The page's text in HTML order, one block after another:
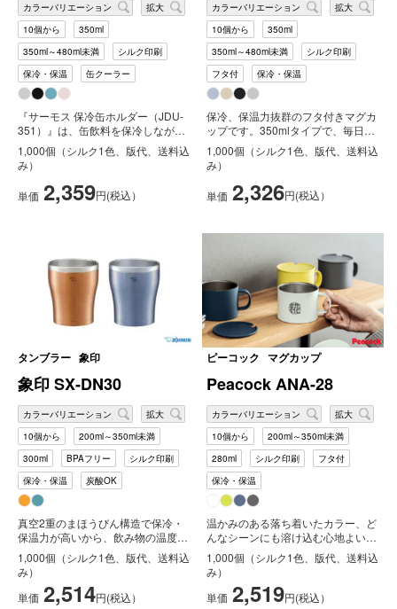
カラーバリエーション
拡大
10個から
350ml
350ml～480ml未満
シルク印刷
保冷・保温
缶クーラー
『サーモス 保冷缶ホルダー（JDU-
351）』は、缶飲料を保冷しなが
ら、ラバーリングが取り外し可能
な...
1,000個（シルク1色、版代、送料込
み）
単価 2,359円(税込）
カラーバリエーション
拡大
10個から
350ml
350ml～480ml未満
シルク印刷
フタ付
保冷・保温
保冷、保温力抜群のフタ付きマグカ
ップです。350mlタイプで、毎日の
食卓で気軽に使えます。ほこりを
防...
1,000個（シルク1色、版代、送料込
み）
単価 2,326円(税込）
タンブラー 象印
象印 SX-DN30
カラーバリエーション
拡大
10個から
200ml～350ml未満
300ml
BPAフリー
シルク印刷
保冷・保温
炭酸OK
真空2重のまほうびん構造で保冷・
保温力が高いから、飲み物の温度を
長時間キープします。冷たい飲み物
を入...
1,000個（シルク1色、版代、送料込
み）
単価 2,514円(税込）
ピーコック マグカップ
Peacock ANA-28
カラーバリエーション
拡大
10個から
200ml～350ml未満
280ml
シルク印刷
フタ付
保冷・保温
温かみのある落ち着いたカラー、ど
んなシーンにも溶け込む心地よいデ
ザイン、2023年度にグッドデザイ
ン...
1,000個（シルク1色、版代、送料込
み）
単価 2,519円(税込）